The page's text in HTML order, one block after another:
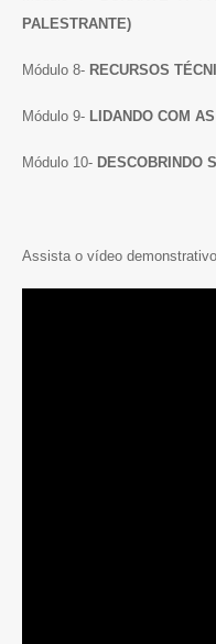
PALESTRANTE)
Módulo 8- RECURSOS
Módulo 9- LIDANDO COM
Módulo 10- DESCOBRINDO
Assista o vídeo